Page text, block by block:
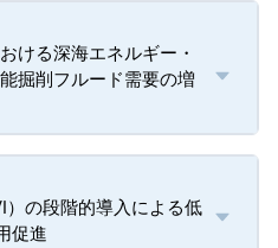
ける深海エネルギー・
掘削フルード需要の増
）の段階的導入による低
促進